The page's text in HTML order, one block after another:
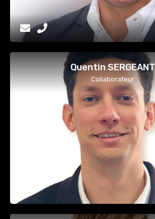
Quentin SERGEANT
Collaborateur